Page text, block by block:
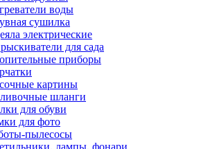
воды
сушилка
электрические
для сада
приборы
картины
шланги
для обуви
для фото
пылесосы
лампы, фонари